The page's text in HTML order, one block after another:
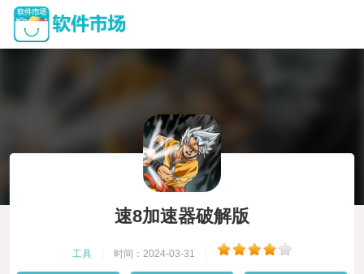
速8加速器破解版
工具 时间：2024-03-31